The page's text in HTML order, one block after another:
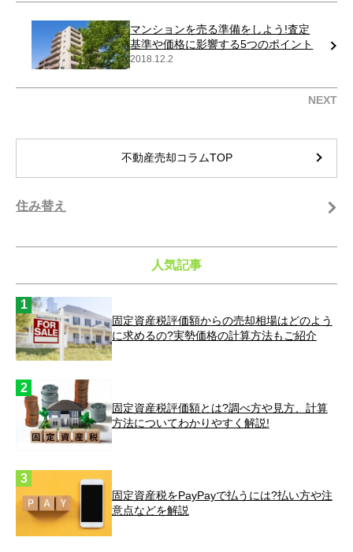
NEXT
マンションを売る準備をしよう!査定
基準や価格に影響する5つのポイント
2018.12.2
不動産売却コラムTOP
住み替え
人気記事
固定資産税評価額からの売却相場はどのよう
に求めるの?実勢価格の計算方法もご紹介
固定資産税評価額とは?調べ方や見方、計算
方法についてわかりやすく解説!
固定資産税をPayPayで払うには?払い方や注
意点などを解説